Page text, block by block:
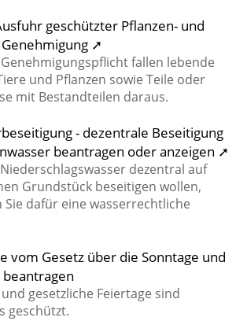
geschützter Pflanzen- und
➚
fallen lebende
und Pflanzen sowie Teile oder
mit Bestandteilen daraus.
- dezentrale Beseitigung
beantragen oder anzeigen ➚
dezentral auf
Grundstück beseitigen wollen,
Sie dafür eine wasserrechtliche
vom Gesetz über die Sonntage und
gesetzliche Feiertage sind
geschützt.